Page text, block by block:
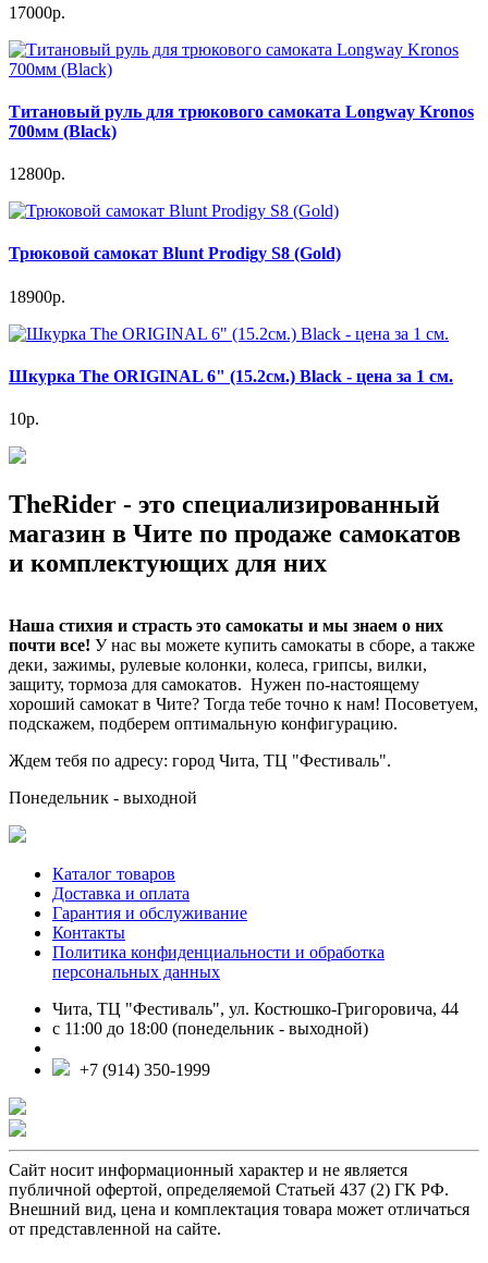
17000р.
Титановый руль для трюкового самоката Longway Kronos
700мм (Black)
12800р.
Трюковой самокат Blunt Prodigy S8 (Gold)
18900р.
Шкурка The ORIGINAL 6" (15.2см.) Black - цена за 1 см.
10р.
TheRider - это специализированный
магазин в Чите по продаже самокатов
и комплектующих для них
Наша стихия и страсть это самокаты и мы знаем о них
почти все! У нас вы можете купить самокаты в сборе, а также
деки, зажимы, рулевые колонки, колеса, грипсы, вилки,
защиту, тормоза для самокатов. Нужен по-настоящему
хороший самокат в Чите? Тогда тебе точно к нам! Посоветуем,
подскажем, подберем оптимальную конфигурацию.
Ждем тебя по адресу: город Чита, ТЦ "Фестиваль".
Понедельник - выходной
Каталог товаров
Доставка и оплата
Гарантия и обслуживание
Контакты
Политика конфиденциальности и обработка
персональных данных
Чита, ТЦ "Фестиваль", ул. Костюшко-Григоровича, 44
с 11:00 до 18:00 (понедельник - выходной)
+7 (914) 350-1999
Сайт носит информационный характер и не является
публичной офертой, определяемой Статьей 437 (2) ГК РФ.
Внешний вид, цена и комплектация товара может отличаться
от представленной на сайте.